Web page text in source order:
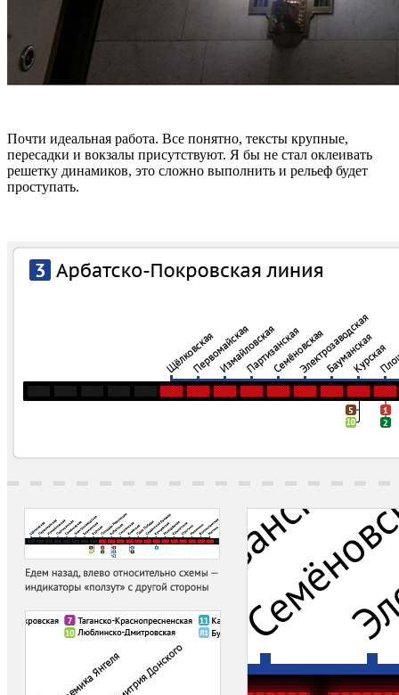
Почти идеальная работа. Все понятно, тексты крупные,
пересадки и вокзалы присутствуют. Я бы не стал оклеивать
решетку динамиков, это сложно выполнить и рельеф будет
проступать.